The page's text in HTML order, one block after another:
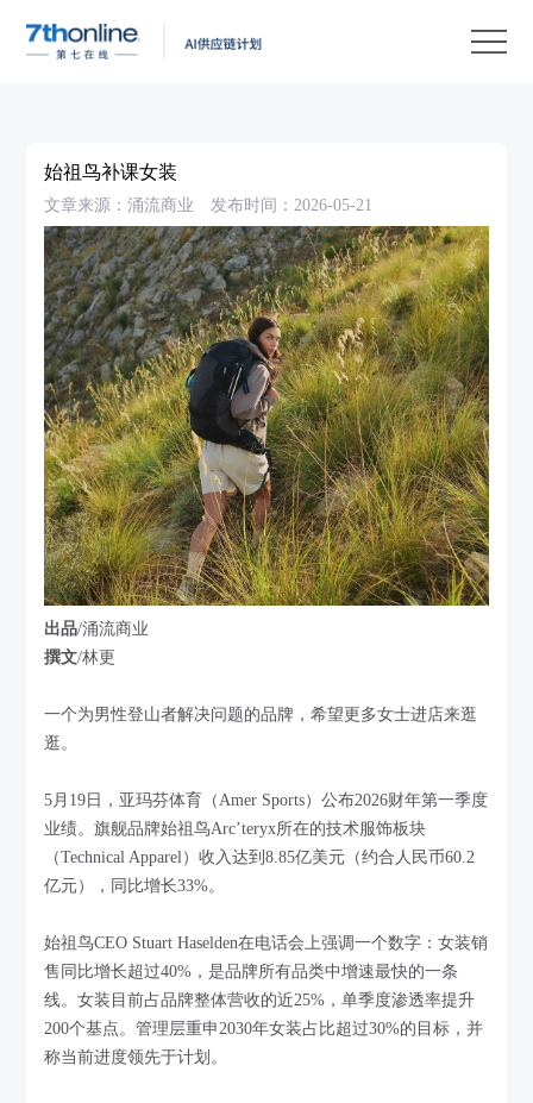
始祖鸟补课女装
文章来源：涌流商业 发布时间：2026-05-21
出品/涌流商业
撰文/林更
一个为男性登山者解决问题的品牌，希望更多女士进店来逛
逛。
5月19日，亚玛芬体育（Amer Sports）公布2026财年第一季度
业绩。旗舰品牌始祖鸟Arc’teryx所在的技术服饰板块
（Technical Apparel）收入达到8.85亿美元（约合人民币60.2
亿元），同比增长33%。
始祖鸟CEO Stuart Haselden在电话会上强调一个数字：女装销
售同比增长超过40%，是品牌所有品类中增速最快的一条
线。女装目前占品牌整体营收的近25%，单季度渗透率提升
200个基点。管理层重申2030年女装占比超过30%的目标，并
称当前进度领先于计划。